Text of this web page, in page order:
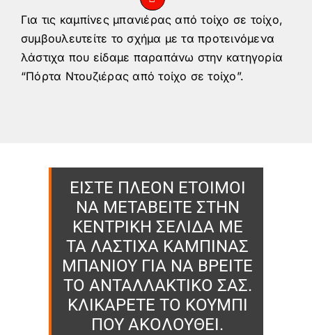
Για τις καμπίνες μπανιέρας από τοίχο σε τοίχο,
συμβουλευτείτε το σχήμα με τα προτεινόμενα
λάστιχα που είδαμε παραπάνω στην κατηγορία
“Πόρτα Ντουζιέρας από τοίχο σε τοίχο”.
ΕΙΣΤΕ ΠΛΕΟΝ ΕΤΟΙΜΟΙ
ΝΑ ΜΕΤΑΒΕΙΤΕ ΣΤΗΝ
ΚΕΝΤΡΙΚΗ ΣΕΛΙΔΑ ΜΕ
ΤΑ ΛΑΣΤΙΧΑ ΚΑΜΠΙΝΑΣ
ΜΠΑΝΙΟΥ ΓΙΑ ΝΑ ΒΡΕΙΤΕ
ΤΟ ΑΝΤΑΛΛΑΚΤΙΚΟ ΣΑΣ.
ΚΛΙΚΑΡΕΤΕ ΤΟ ΚΟΥΜΠΙ
ΠΟΥ ΑΚΟΛΟΥΘΕΙ.